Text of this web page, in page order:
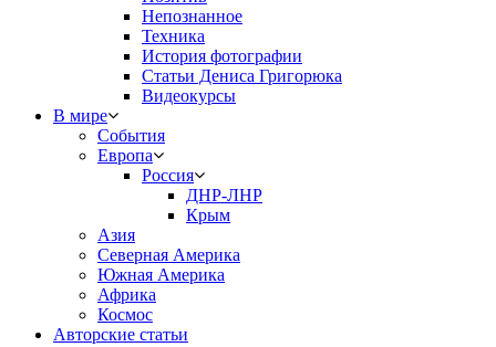
Непознанное
Техника
История фотографии
Статьи Дениса Григорюка
Видеокурсы
В мире
События
Европа
Россия
ДНР-ЛНР
Крым
Азия
Северная Америка
Южная Америка
Африка
Космос
Авторские статьи